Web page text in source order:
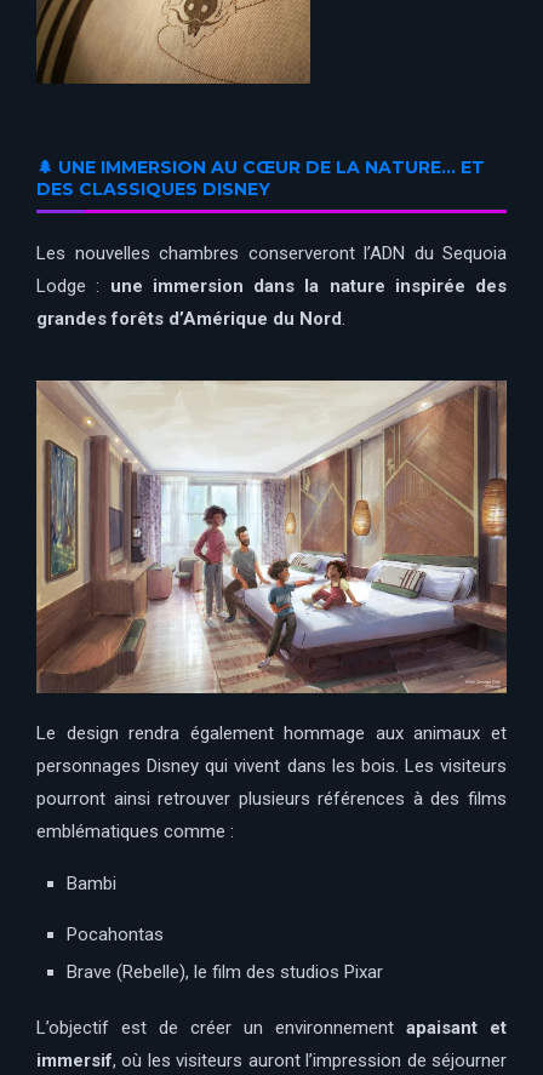
🌲 UNE IMMERSION AU CŒUR DE LA NATURE… ET
DES CLASSIQUES DISNEY
Les nouvelles chambres conserveront l’ADN du Sequoia
Lodge : une immersion dans la nature inspirée des
grandes forêts d’Amérique du Nord.
Le design rendra également hommage aux animaux et
personnages Disney qui vivent dans les bois. Les visiteurs
pourront ainsi retrouver plusieurs références à des films
emblématiques comme :
Bambi
Pocahontas
Brave (Rebelle), le film des studios Pixar
L’objectif est de créer un environnement apaisant et
immersif, où les visiteurs auront l’impression de séjourner